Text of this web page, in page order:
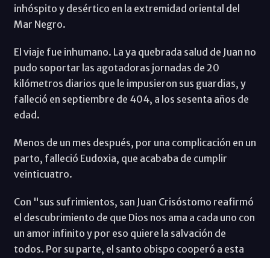
inhóspito y desértico en la extremidad oriental del
Mar Negro.
El viaje fue inhumano. La ya quebrada salud de Juan no
pudo soportar las agotadoras jornadas de 20
kilómetros diarios que le impusieron sus guardias, y
falleció en septiembre de 404, a los sesenta años de
edad.
Menos de un mes después, por una complicación en un
parto, falleció Eudoxia, que acababa de cumplir
veinticuatro.
Con "sus sufrimientos, san Juan Crisóstomo reafirmó
el descubrimiento de que Dios nos ama a cada uno con
un amor infinito y por eso quiere la salvación de
todos. Por su parte, el santo obispo cooperó a esta